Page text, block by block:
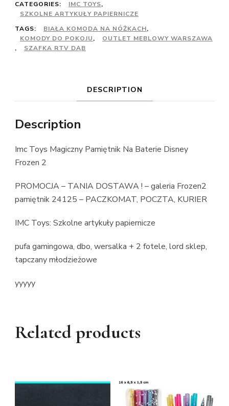
CATEGORIES:
IMC TOYS,
SZKOLNE ARTYKUŁY PAPIERNICZE
TAGS:
BIAŁA KOMODA NA NÓŻKACH,
KOMODY DO POKOJU,
OUTLET MEBLOWY WARSZAWA
,
SZAFKA RTV DĄB
DESCRIPTION
Description
Imc Toys Magiczny Pamiętnik Na Baterie Disney
Frozen 2
PROMOCJA – TANIA DOSTAWA ! – galeria Frozen2
pamiętnik 24125 – PACZKOMAT, POCZTA, KURIER
IMC Toys: Szkolne artykuły papiernicze
pufa gamingowa, dbo, wersalka + 2 fotele, lord sklep,
tapczany młodzieżowe
yyyyy
Related products